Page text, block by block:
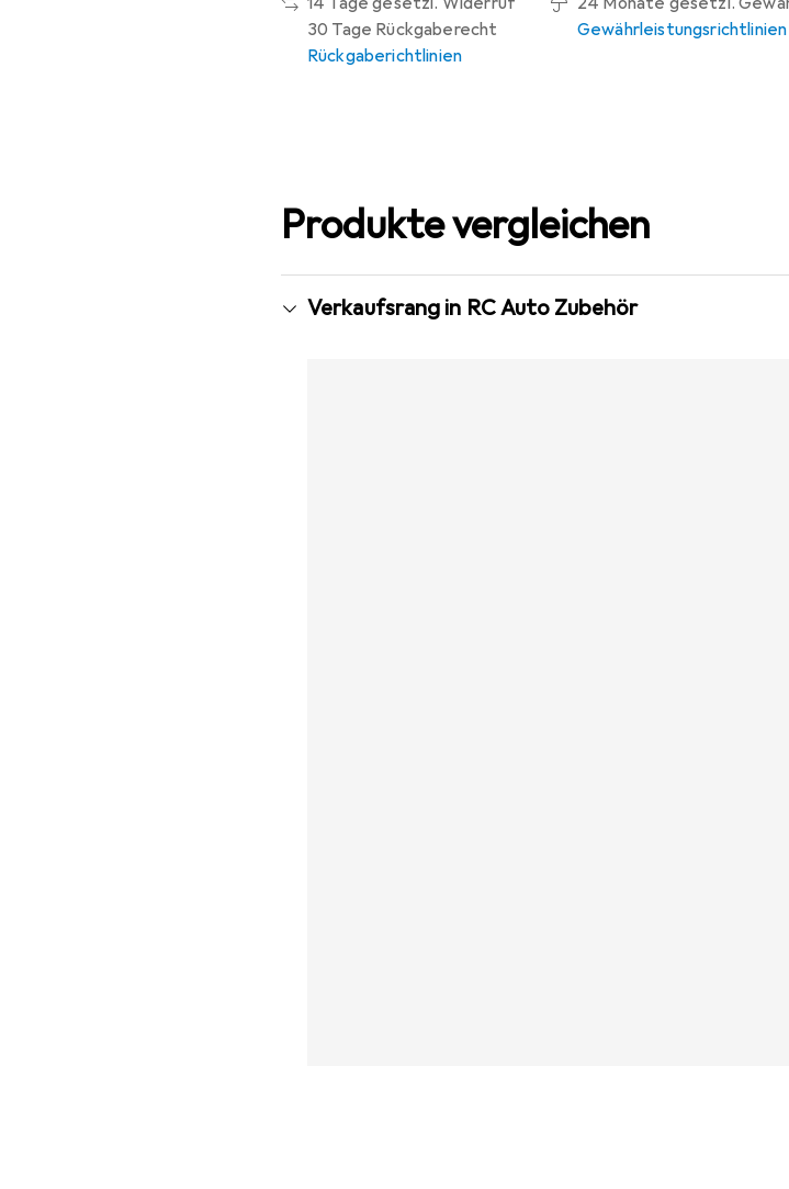
30 Tage Rückgaberecht
Rückgaberichtlinien
Gewährleistungsrichtlinien
Produkte vergleichen
Verkaufsrang in RC Auto Zubehör